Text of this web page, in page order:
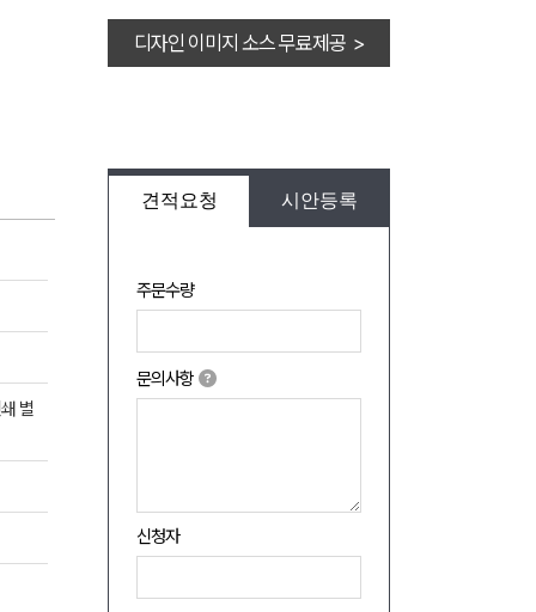
디자인 이미지 소스 무료제공 >
견적요청 시안등록
주문수량
문의사항
신청자
별